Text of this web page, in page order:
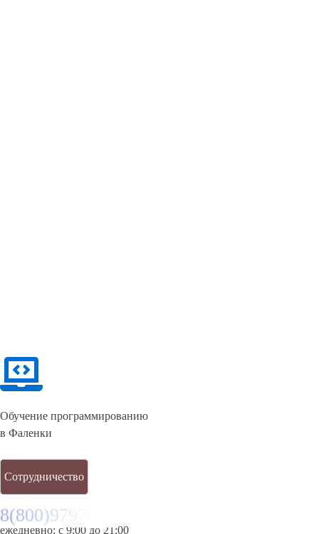
Обучение программированию
в Фаленки
Сотрудничество
8(800)9797043
ежедневно: с 9:00 до 21:00